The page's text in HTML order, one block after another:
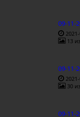
09-11-
13
09-11-
30
09-11-